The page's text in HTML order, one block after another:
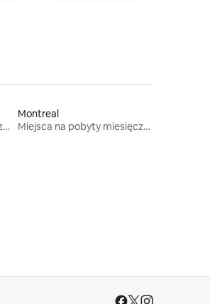
Miejsca na pobyty miesięczne
Montreal
Miejsca na pobyty miesięczne